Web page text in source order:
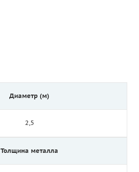
Диаметр (м)
2,5
Толщина металла